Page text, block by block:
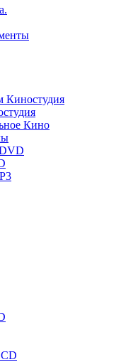
Киностудия
Кино